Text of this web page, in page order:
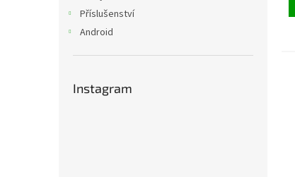
Příslušenství
Android
Instagram